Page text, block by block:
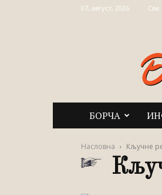
07, август, 2026 Све
БОРЧА
Насловна Кључне